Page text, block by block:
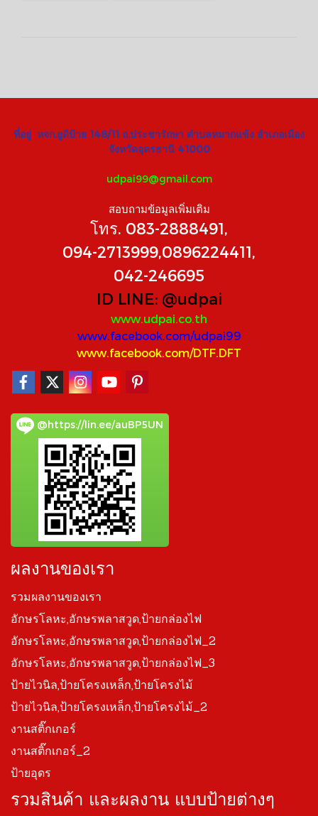
ที่อยู่ หจก.ยูดีป้าย 148/11 ถ.ประชารักษา ตำบลหมากแข้ง อำเภอเมือง
จังหวัดอุดรธานี 41000
udpai99@gmail.com
สอบถามข้อมูลเพิ่มเติม
โทร. 083-2888491,
094-2713999,0896224411,
042-246695
ID LINE: @udpai
www.udpai.co.th
www.facebook.com/udpai99
www.facebook.com/DTF.DFT
@https://lin.ee/auBP5UN
ผลงานของเรา
รวมผลงานของเรา
อักษรโลหะ,อักษรพลาสวูด,ป้ายกล่องไฟ
อักษรโลหะ,อักษรพลาสวูด,ป้ายกล่องไฟ_2
อักษรโลหะ,อักษรพลาสวูด,ป้ายกล่องไฟ_3
ป้ายไวนิล,ป้ายโครงเหล็ก,ป้ายโครงไม้
ป้ายไวนิล,ป้ายโครงเหล็ก,ป้ายโครงไม้_2
งานสติ๊กเกอร์
งานสติ๊กเกอร์_2
ป้ายอุดร
รวมสินค้า และผลงาน แบบป้ายต่างๆ